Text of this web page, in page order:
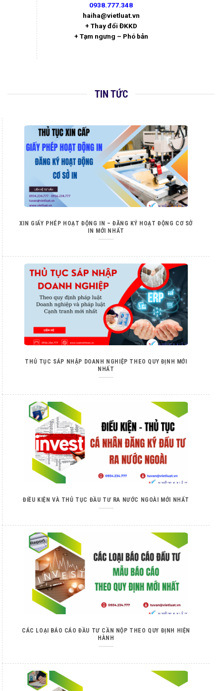
0938.777.348
haiha@vietluat.vn
+ Thay đổi ĐKKD
+ Tạm ngưng – Phó bản
TIN TỨC
XIN GIẤY PHÉP HOẠT ĐỘNG IN – ĐĂNG KÝ HOẠT ĐỘNG CƠ SỞ
IN MỚI NHẤT
THỦ TỤC SÁP NHẬP DOANH NGHIỆP THEO QUY ĐỊNH MỚI
NHẤT
ĐIỀU KIỆN VÀ THỦ TỤC ĐẦU TƯ RA NƯỚC NGOÀI MỚI NHẤT
CÁC LOẠI BÁO CÁO ĐẦU TƯ CẦN NỘP THEO QUY ĐỊNH HIỆN
HÀNH